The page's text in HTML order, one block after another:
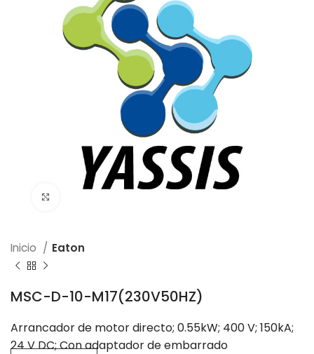
Inicio Eaton
MSC-D-10-M17(230V50HZ)
Arrancador de motor directo; 0.55kW; 400 V; 150kA;
24 V DC; Con adaptador de embarrado